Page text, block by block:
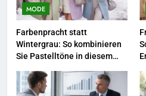
Gemüse
sollten.
6
Details
MODE
Farbenpracht statt
Wintergrau: So kombinieren
Sie Pastelltöne in diesem